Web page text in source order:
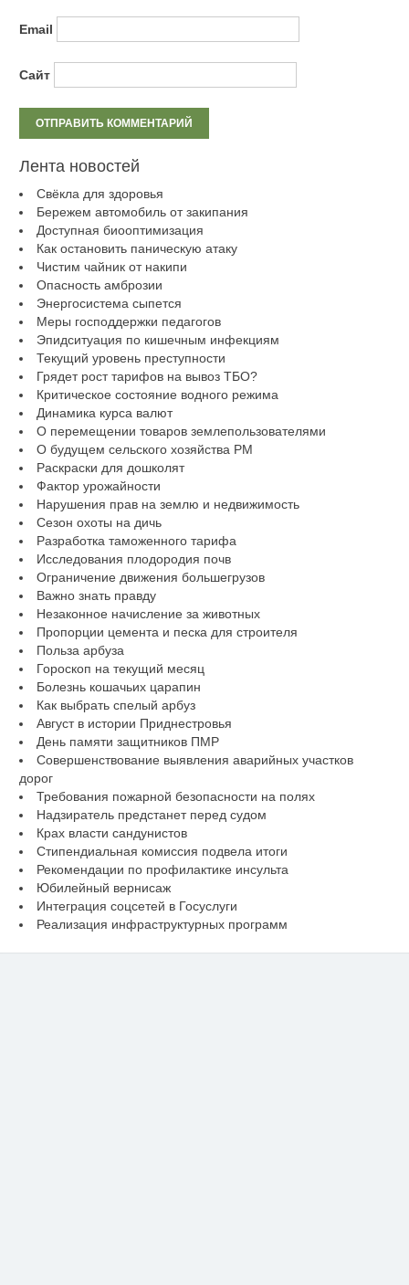
Email
Сайт
Лента новостей
Свёкла для здоровья
Бережем автомобиль от закипания
Доступная биооптимизация
Как остановить паническую атаку
Чистим чайник от накипи
Опасность амброзии
Энергосистема сыпется
Меры господдержки педагогов
Эпидситуация по кишечным инфекциям
Текущий уровень преступности
Грядет рост тарифов на вывоз ТБО?
Критическое состояние водного режима
Динамика курса валют
О перемещении товаров землепользователями
О будущем сельского хозяйства РМ
Раскраски для дошколят
Фактор урожайности
Нарушения прав на землю и недвижимость
Сезон охоты на дичь
Разработка таможенного тарифа
Исследования плодородия почв
Ограничение движения большегрузов
Важно знать правду
Незаконное начисление за животных
Пропорции цемента и песка для строителя
Польза арбуза
Гороскоп на текущий месяц
Болезнь кошачьих царапин
Как выбрать спелый арбуз
Август в истории Приднестровья
День памяти защитников ПМР
Совершенствование выявления аварийных участков
дорог
Требования пожарной безопасности на полях
Надзиратель предстанет перед судом
Крах власти сандунистов
Стипендиальная комиссия подвела итоги
Рекомендации по профилактике инсульта
Юбилейный вернисаж
Интеграция соцсетей в Госуслуги
Реализация инфраструктурных программ